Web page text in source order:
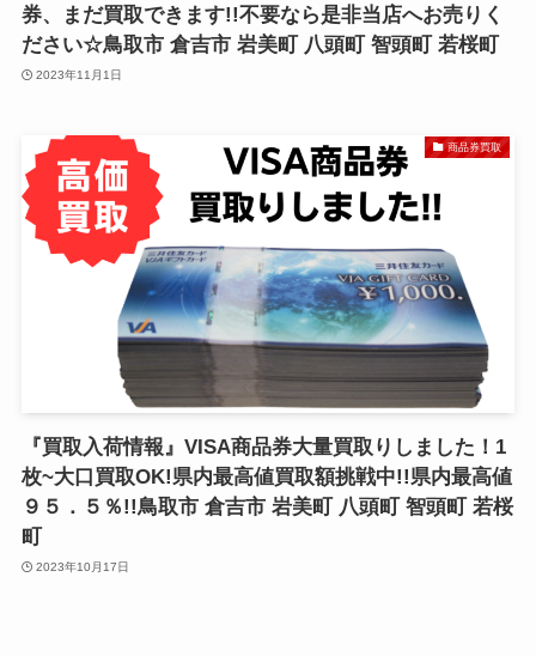
券、まだ買取できます!!不要なら是非当店へお売りく
ださい☆鳥取市 倉吉市 岩美町 八頭町 智頭町 若桜町
2023年11月1日
商品券買取
『買取入荷情報』VISA商品券大量買取りしました！1
枚~大口買取OK!県内最高値買取額挑戦中!!県内最高値
９５．５％!!鳥取市 倉吉市 岩美町 八頭町 智頭町 若桜
町
2023年10月17日